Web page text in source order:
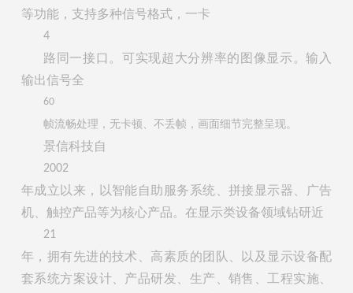
等功能，支持多种信号格式，一卡
4
路同一接口。可实现超大分辨率的图像显示。输入
输出信号全
60
帧流畅处理，无卡顿、不丢帧，画面细节完整呈现。
景信科技自
2002
年成立以来，以智能自助服务系统、拼接显示器、广告
机、触控产品等为核心产品。在显示类设备领域钻研近
21
年，拥有先进的技术、高素质的团队、以及显示设备配
套系统方案设计、产品研发、生产、销售、工程实施、